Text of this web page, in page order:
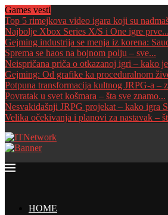
Games vesti
Top 5 rimejkova video igara koji su
Najbolje Xbox Series X/S i One igre prve...
Gejming industrija se menja iz korena:
Sprema se haos na bojnom polju – sve...
Neispričana priča o otkazanoj igri – kako
Gejming: Od grafike ka proceduralnom
Potpuna transformacija kultnog JRPG-a –
Povratak u svet košmara – šta sve znamo...
Nesvakidašnji JRPG projekat – kako igra
Velika očekivanja i planovi za nastavak –
HOME